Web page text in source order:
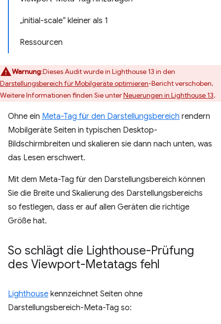
„initial-scale“ kleiner als 1
Ressourcen
Warnung:Dieses Audit wurde in Lighthouse 13 in den
Darstellungsbereich für Mobilgeräte optimieren-Bericht verschoben.
Weitere Informationen finden Sie unterNeuerungen in Lighthouse 13.
Ohne ein Meta-Tag für den Darstellungsbereich rendern
Mobilgeräte Seiten in typischen Desktop-
Bildschirmbreiten und skalieren sie dann nach unten, was
das Lesen erschwert.
Mit dem Meta-Tag für den Darstellungsbereich können
Sie die Breite und Skalierung des Darstellungsbereichs
so festlegen, dass er auf allen Geräten die richtige
Größe hat.
So schlägt die Lighthouse-Prüfung
des Viewport-Metatags fehl
Lighthouse kennzeichnet Seiten ohne
Darstellungsbereich-Meta-Tag so: